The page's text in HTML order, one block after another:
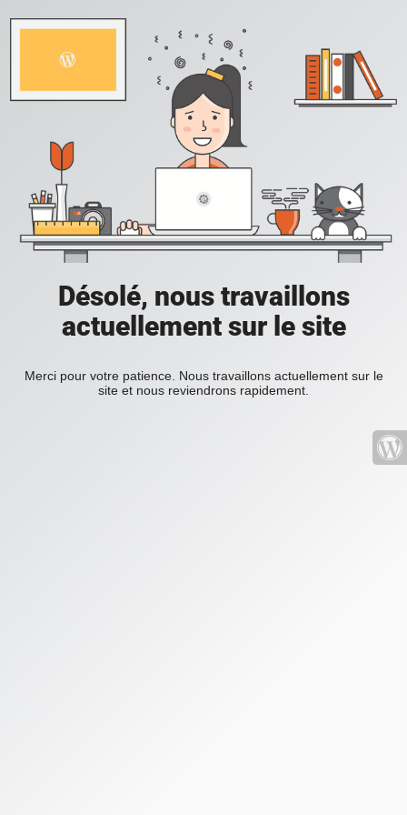
Désolé, nous travaillons
actuellement sur le site
Merci pour votre patience. Nous travaillons actuellement sur le
site et nous reviendrons rapidement.